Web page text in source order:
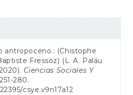
antropoceno.: (Chistophe
Fressoz) (L. A. Paláu
Ciencias Sociales Y
280.
csye.v9n17a12